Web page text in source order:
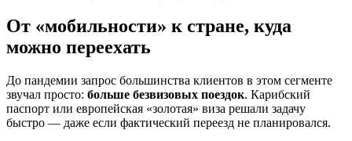
От «мобильности» к стране, куда
можно переехать
До пандемии запрос большинства клиентов в этом сегменте
звучал просто: больше безвизовых поездок. Карибский
паспорт или европейская «золотая» виза решали задачу
быстро — даже если фактический переезд не планировался.